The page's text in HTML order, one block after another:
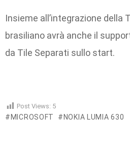
Insieme all’integrazione della
brasiliano avrà anche il
da Tile Separati sullo start.
Post Views: 5
MICROSOFT NOKIA LUMIA 630